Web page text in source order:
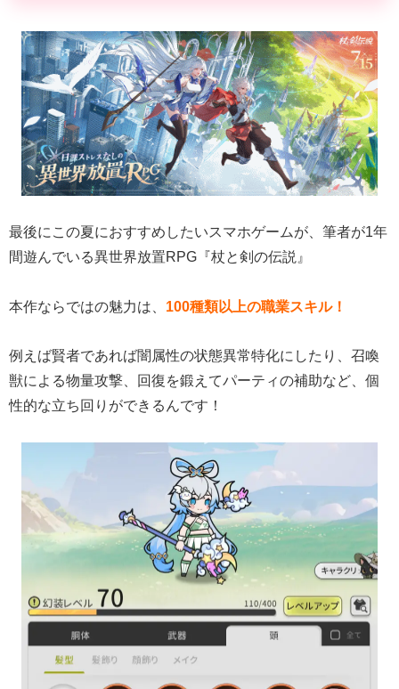
最後にこの夏におすすめしたいスマホゲームが、筆者が1年
間遊んでいる異世界放置RPG『杖と剣の伝説』
本作ならではの魅力は、 100種類以上の職業スキル！
例えば賢者であれば闇属性の状態異常特化にしたり、召喚
獣による物量攻撃、回復を鍛えてパーティの補助など、個
性的な立ち回りができるんです！